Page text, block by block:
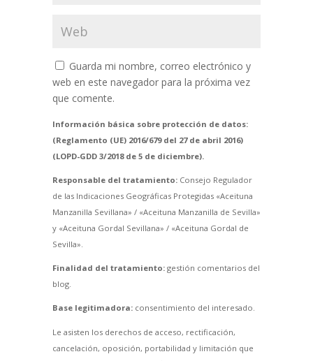
Guarda mi nombre, correo electrónico y
web en este navegador para la próxima vez
que comente.
Información básica sobre protección de datos:
(Reglamento (UE) 2016/679 del 27 de abril 2016)
(LOPD-GDD 3/2018 de 5 de diciembre).
Responsable del tratamiento:Consejo Regulador
de las Indicaciones Geográficas Protegidas «Aceituna
Manzanilla Sevillana» / «Aceituna Manzanilla de Sevilla»
y «Aceituna Gordal Sevillana» / «Aceituna Gordal de
Sevilla».
Finalidad del tratamiento:gestión comentarios del
blog.
Base legitimadora:consentimiento del interesado.
Le asisten los derechos de acceso, rectificación,
cancelación, oposición, portabilidad y limitación que